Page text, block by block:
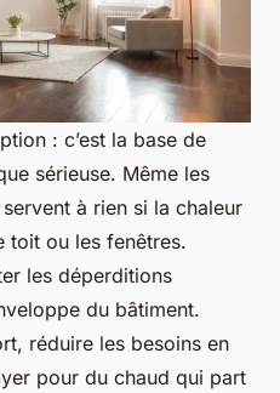
: c’est la base de
sérieuse. Même les
à rien si la chaleur
toit ou les fenêtres.
les déperditions
du bâtiment.
réduire les besoins en
pour du chaud qui part